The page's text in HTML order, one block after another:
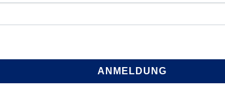
ANMELDUNG